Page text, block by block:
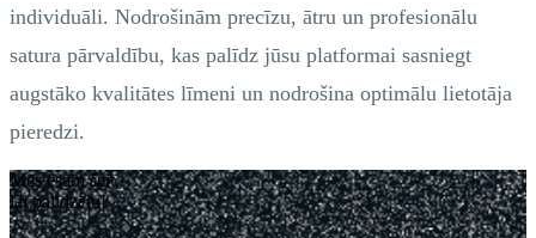
individuāli. Nodrošinām precīzu, ātru un profesionālu
satura pārvaldību, kas palīdz jūsu platformai sasniegt
augstāko kvalitātes līmeni un nodrošina optimālu lietotāja
pieredzi.
Mēs esam šeit,
lai palīdzētu!